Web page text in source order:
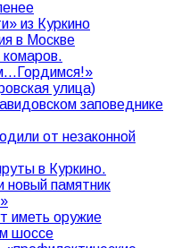
из Куркино
в Москве
улица)
заповеднике
от незаконной
в Куркино.
новый памятник
иметь оружие
шоссе